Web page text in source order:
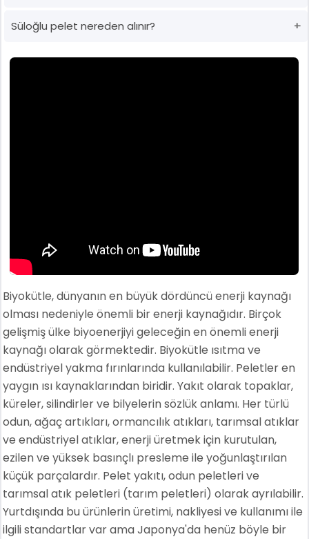
Süloğlu pelet nereden alınır?
Biyokütle, dünyanın en büyük dördüncü enerji kaynağı
olması nedeniyle önemli bir enerji kaynağıdır. Birçok
gelişmiş ülke biyoenerjiyi geleceğin en önemli enerji
kaynağı olarak görmektedir. Biyokütle ısıtma ve
endüstriyel yakma fırınlarında kullanılabilir. Peletler en
yaygın ısı kaynaklarından biridir. Yakıt olarak topaklar,
küreler, silindirler ve bilyelerin sözlük anlamı. Her türlü
odun, ağaç artıkları, ormancılık atıkları, tarımsal atıklar
ve endüstriyel atıklar, enerji üretmek için kurutulan,
ezilen ve yüksek basınçlı presleme ile yoğunlaştırılan
küçük parçalardır. Pelet yakıtı, odun peletleri ve
tarımsal atık peletleri (tarım peletleri) olarak ayrılabilir.
Yurtdışında bu ürünlerin üretimi, nakliyesi ve kullanımı ile
ilgili standartlar var ama Japonya'da henüz böyle bir